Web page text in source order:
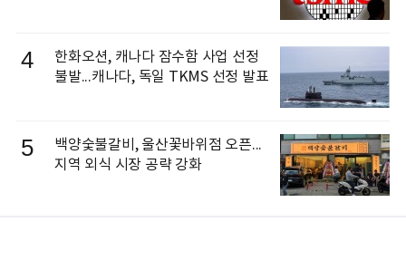
4
한화오션, 캐나다 잠수함 사업 선정
불발...캐나다, 독일 TKMS 선정 발표
5
백양숯불갈비, 울산꽃바위점 오픈...
지역 외식 시장 공략 강화